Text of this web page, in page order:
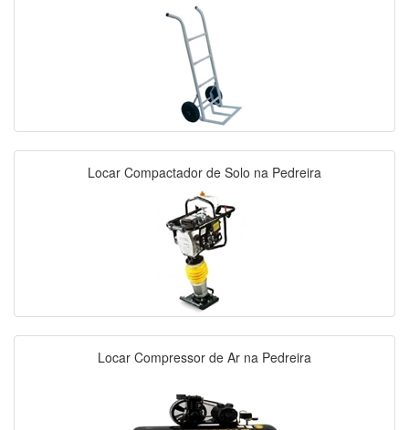
Locar Compactador de Solo na Pedreira
Locar Compressor de Ar na Pedreira